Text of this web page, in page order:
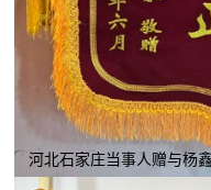
河北石家庄当事人赠与杨